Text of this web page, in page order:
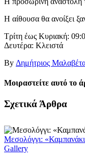
Η αίθουσα θα ανοίξει
Τρίτη έως Κυριακή:
Δευτέρα: Κλειστά
By Δημήτριος
Μοιραστείτε αυτό το
Facebook
X
LinkedIn
WhatsApp
Email
Σχετικά Άρθρα
Μεσολόγγι:
Gallery